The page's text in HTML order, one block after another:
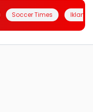
Soccer Times Iklanin